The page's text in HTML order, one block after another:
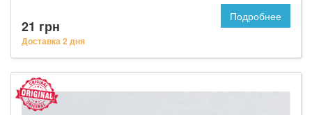
21 грн
Доставка 2 дня
Подробнее